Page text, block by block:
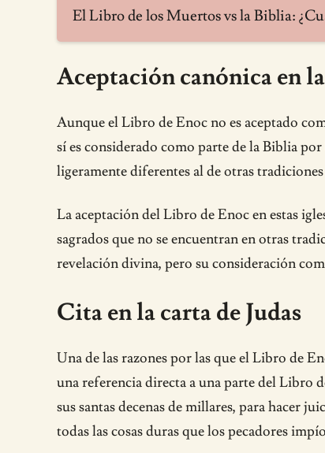
El Libro de los Muertos vs la Biblia:
Aceptación canónica en
Aunque el Libro de Enoc no es aceptado
sí es considerado como parte de la Biblia
ligeramente diferentes al de otras
La aceptación del Libro de Enoc en estas
sagrados que no se encuentran en otras
revelación divina, pero su consideración
Cita en la carta de Judas
Una de las razones por las que el Libro de
una referencia directa a una parte del Libro
sus santas decenas de millares, para hacer
todas las cosas duras que los pecadores